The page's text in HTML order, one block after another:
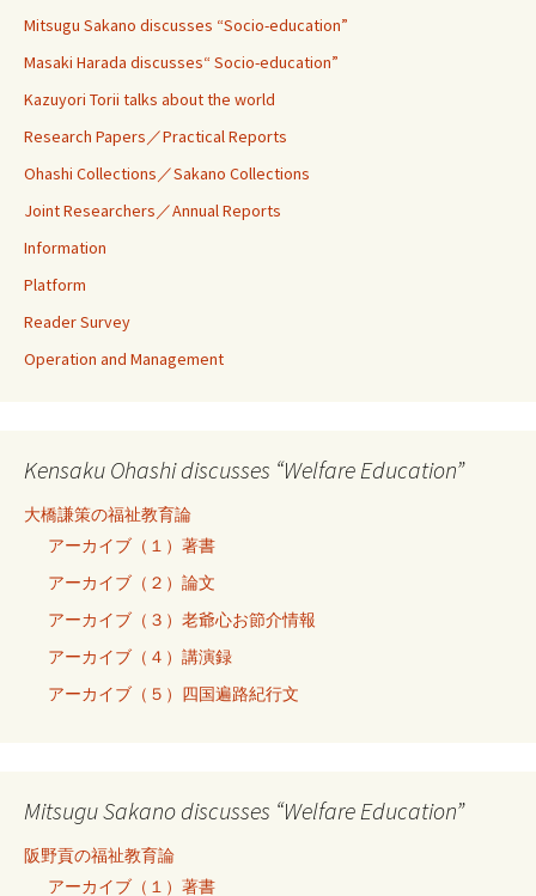
Mitsugu Sakano discusses “Socio-education”
Masaki Harada discusses“ Socio-education”
Kazuyori Torii talks about the world
Research Papers／Practical Reports
Ohashi Collections／Sakano Collections
Joint Researchers／Annual Reports
Information
Platform
Reader Survey
Operation and Management
Kensaku Ohashi discusses “Welfare Education”
大橋謙策の福祉教育論
アーカイブ（１）著書
アーカイブ（２）論文
アーカイブ（３）老爺心お節介情報
アーカイブ（４）講演録
アーカイブ（５）四国遍路紀行文
Mitsugu Sakano discusses “Welfare Education”
阪野貢の福祉教育論
アーカイブ（１）著書